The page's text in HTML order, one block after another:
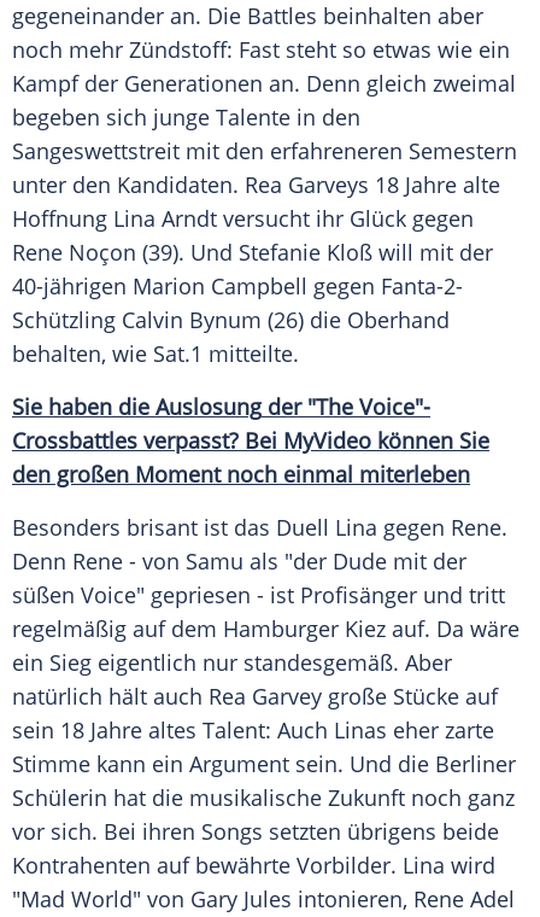
gegeneinander an. Die Battles beinhalten aber
noch mehr Zündstoff: Fast steht so etwas wie ein
Kampfder Generationen an. Denn gleich zweimal
begeben sich junge Talente in den
Sangeswettstreit mit den erfahreneren Semestern
unter den Kandidaten. Rea Garveys 18 Jahre alte
Hoffnung Lina Arndt versucht ihr Glück gegen
Rene Noçon (39). Und Stefanie Kloß will mit der
40-jährigen Marion Campbell gegen Fanta-2-
Schützling Calvin Bynum (26) die Oberhand
behalten, wie Sat.1 mitteilte.
Sie haben die Auslosungder "The Voice"-
Crossbattles verpasst? Bei MyVideo können Sie
den großen Moment noch einmal miterleben
Besonders brisant ist das Duell Lina gegen Rene.
Denn Rene - von Samu als "der Dude mit der
süßen Voice" gepriesen - ist Profisänger und tritt
regelmäßig auf dem Hamburger Kiez auf. Da wäre
ein Sieg eigentlich nur standesgemäß. Aber
natürlich hält auch Rea Garvey große Stücke auf
sein 18 Jahre altes Talent: Auch Linas eher zarte
Stimme kann ein Argument sein. Und die Berliner
Schülerin hat die musikalische Zukunft noch ganz
vor sich. Bei ihren Songs setzten übrigens beide
Kontrahenten auf bewährte Vorbilder. Lina wird
"Mad World" von Gary Jules intonieren, Rene Adel